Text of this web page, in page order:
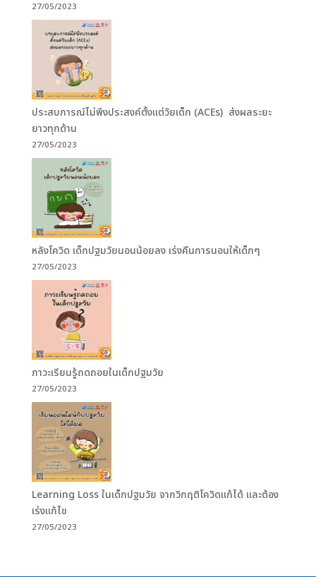
27/05/2023
ประสบการณ์ไม่พึงประสงค์ตั้งแต่วัยเด็ก (ACEs) ส่งผลระยะ
ยาวทุกด้าน
27/05/2023
หลังโควิด เด็กปฐมวัยนอนน้อยลง เร่งคืนการนอนให้เด็กๆ
27/05/2023
ภาวะเรียนรู้ถดถอยในเด็กปฐมวัย
27/05/2023
Learning Loss ในเด็กปฐมวัย จากวิกฤติโควิดแก้ได้ และต้อง
เร่งแก้ไข
27/05/2023